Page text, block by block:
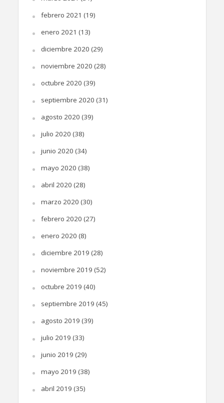
febrero 2021 (19)
enero 2021 (13)
diciembre 2020 (29)
noviembre 2020 (28)
octubre 2020 (39)
septiembre 2020 (31)
agosto 2020 (39)
julio 2020 (38)
junio 2020 (34)
mayo 2020 (38)
abril 2020 (28)
marzo 2020 (30)
febrero 2020 (27)
enero 2020 (8)
diciembre 2019 (28)
noviembre 2019 (52)
octubre 2019 (40)
septiembre 2019 (45)
agosto 2019 (39)
julio 2019 (33)
junio 2019 (29)
mayo 2019 (38)
abril 2019 (35)